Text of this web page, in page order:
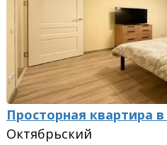
Просторная квартира
Октябрьский